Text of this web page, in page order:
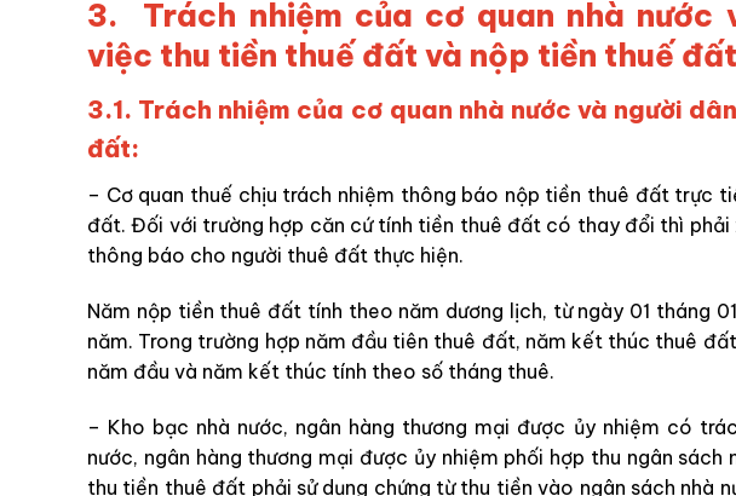
3. Trách nhiệm của cơ quan nhà nước
việc thu tiền thuế đất và nộp tiền thuế
3.1. Trách nhiệm của cơ quan nhà nước và người
đất:
– Cơ quan thuế chịu trách nhiệm thông báo nộp tiền thuê đất trực
đất. Đối với trường hợp căn cứ tính tiền thuê đất có thay đổi thì
thông báo cho người thuê đất thực hiện.
Năm nộp tiền thuê đất tính theo năm dương lịch, từ ngày 01 tháng
năm. Trong trường hợp năm đầu tiên thuê đất, năm kết thúc thuê
năm đầu và năm kết thúc tính theo số tháng thuê.
– Kho bạc nhà nước, ngân hàng thương mại được ủy nhiệm có
nước, ngân hàng thương mại được ủy nhiệm phối hợp thu ngân
thu tiền thuê đất phải sử dụng chứng từ thu tiền vào ngân sách nhà